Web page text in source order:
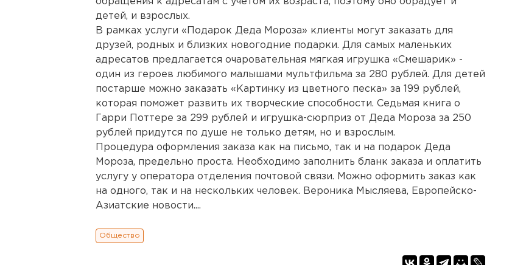
детей, и взрослых.
В рамках услуги «Подарок Деда Мороза» клиенты могут заказать для
друзей, родных и близких новогодние подарки. Для самых маленьких
адресатов предлагается очаровательная мягкая игрушка «Смешарик» -
один из героев любимого малышами мультфильма за 280 рублей. Для детей
постарше можно заказать «Картинку из цветного песка» за 199 рублей,
которая поможет развить их творческие способности. Седьмая книга о
Гарри Поттере за 299 рублей и игрушка-сюрприз от Деда Мороза за 250
рублей придутся по душе не только детям, но и взрослым.
Процедура оформления заказа как на письмо, так и на подарок Деда
Мороза, предельно проста. Необходимо заполнить бланк заказа и оплатить
услугу у оператора отделения почтовой связи. Можно оформить заказ как
на одного, так и на нескольких человек. Вероника Мысляева, Европейско-
Азиатские новости....
Общество